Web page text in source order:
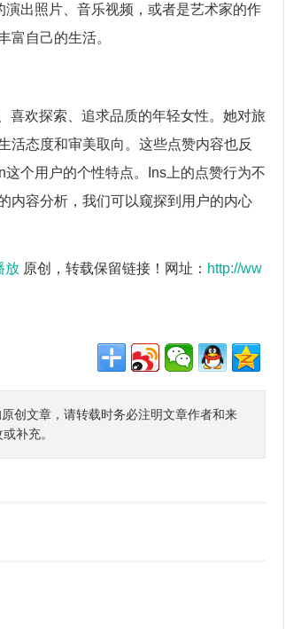
出照片、音乐视频，或者是艺术家的作
富自己的生活。
喜欢探索、追求品质的年轻女性。她对旅
活态度和审美取向。这些点赞内容也反
个用户的个性特点。Ins上的点赞行为不
内容分析，我们可以窥探到用户的内心
放 原创，转载保留链接！网址： http://ww
创文章，请转载时务必注明文章作者和来
补充。